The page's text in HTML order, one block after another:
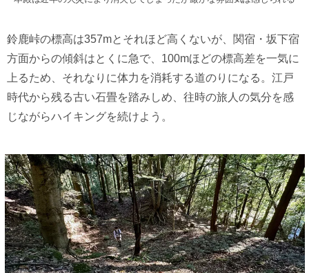
鈴鹿峠の標高は357mとそれほど高くないが、関宿・坂下宿
方面からの傾斜はとくに急で、100mほどの標高差を一気に
上るため、それなりに体力を消耗する道のりになる。江戸
時代から残る古い石畳を踏みしめ、往時の旅人の気分を感
じながらハイキングを続けよう。